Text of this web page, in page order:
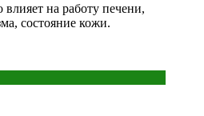
влияет на работу печени,
состояние кожи.